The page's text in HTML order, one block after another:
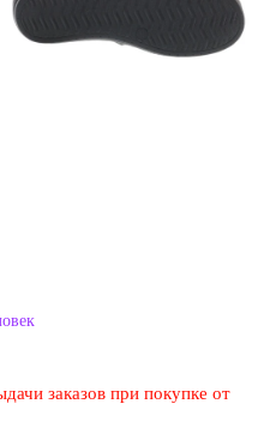
заказов при покупке от